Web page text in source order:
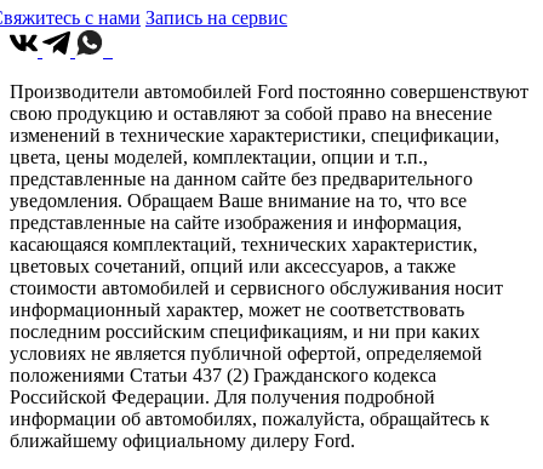
с нами Запись на сервис
Производители автомобилей Ford постоянно совершенствуют
свою продукцию и оставляют за собой право на внесение
изменений в технические характеристики, спецификации,
цвета, цены моделей, комплектации, опции и т.п.,
представленные на данном сайте без предварительного
уведомления. Обращаем Ваше внимание на то, что все
представленные на сайте изображения и информация,
касающаяся комплектаций, технических характеристик,
цветовых сочетаний, опций или аксессуаров, а также
стоимости автомобилей и сервисного обслуживания носит
информационный характер, может не соответствовать
последним российским спецификациям, и ни при каких
условиях не является публичной офертой, определяемой
положениями Статьи 437 (2) Гражданского кодекса
Российской Федерации. Для получения подробной
информации об автомобилях, пожалуйста, обращайтесь к
ближайшему официальному дилеру Ford.